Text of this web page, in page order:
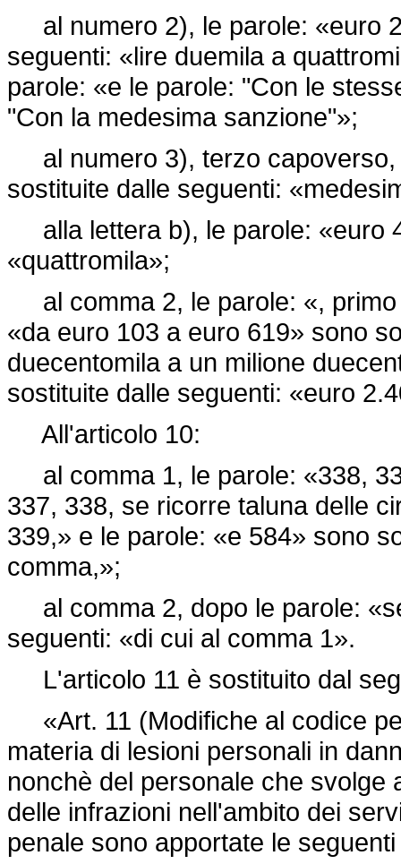
al numero 2), le parole: «euro
seguenti: «lire duemila a
parole: «e le parole: "Con le
"Con la medesima sanzione"»;
al numero 3), terzo capoverso,
sostituite dalle seguenti:
alla lettera b), le parole: «euro
«quattromila»;
al comma 2, le parole: «, primo
«da euro 103 a euro 619» sono
duecentomila a un milione
sostituite dalle seguenti: «euro
All'articolo 10:
al comma 1, le parole: «338,
337, 338, se ricorre taluna delle
339,» e le parole: «e 584» sono
comma,»;
al comma 2, dopo le parole:
seguenti: «di cui al comma 1».
L'articolo 11 è sostituito dal
«Art. 11 (Modifiche al codice
materia di lesioni personali in
nonchè del personale che
delle infrazioni nell'ambito dei
penale sono apportate le